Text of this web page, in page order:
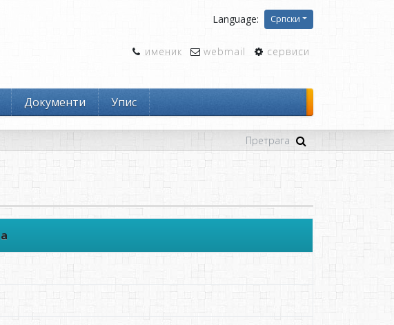
Language: Српски
именик webmail сервиси
Документи Упис